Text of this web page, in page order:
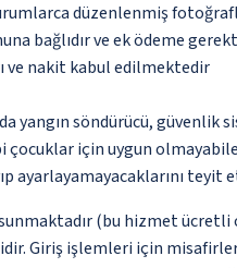
düzenlenmiş
bağlıdır ve ek ödeme
ve nakit kabul edilmektedir
söndürücü, güvenlik
için uygun
ayarlayamayacaklarını teyit
(bu hizmet
Giriş işlemleri için